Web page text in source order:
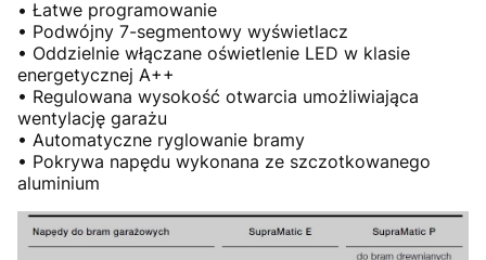
• Łatwe programowanie
• Podwójny 7-segmentowy wyświetlacz
• Oddzielnie włączane oświetlenie LED w klasie
energetycznej A++
• Regulowana wysokość otwarcia umożliwiająca
wentylację garażu
• Automatyczne ryglowanie bramy
• Pokrywa napędu wykonana ze szczotkowanego
aluminium